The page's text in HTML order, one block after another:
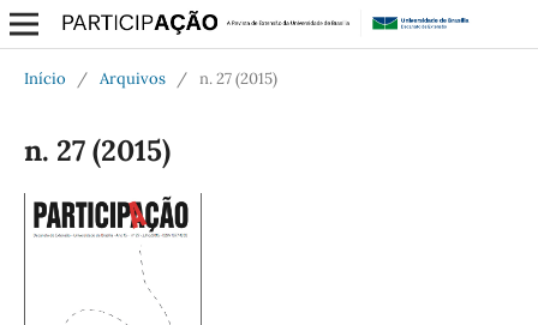
Início / Arquivos / n. 27 (2015)
n. 27 (2015)